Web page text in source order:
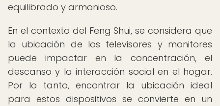
equilibrado y armonioso.
En el contexto del Feng Shui, se considera que
la ubicación de los televisores y monitores
puede impactar en la concentración, el
descanso y la interacción social en el hogar.
Por lo tanto, encontrar la ubicación ideal
para estos dispositivos se convierte en un